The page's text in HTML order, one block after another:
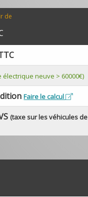
de
électrique neuve > 60000€)
Faire le calcul
(taxe sur les véhicules de